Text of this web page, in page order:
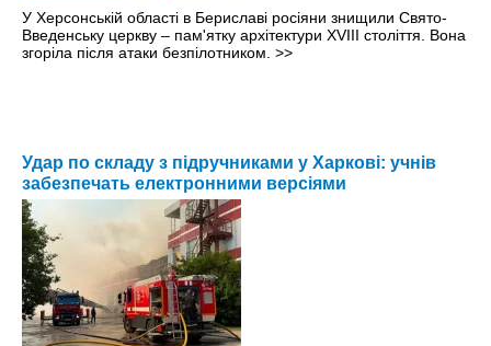
У Херсонській області в Бериславі росіяни знищили Свято-
Введенську церкву – пам'ятку архітектури XVIII століття. Вона
згоріла після атаки безпілотником. >>
Удар по складу з підручниками у Харкові: учнів
забезпечать електронними версіями